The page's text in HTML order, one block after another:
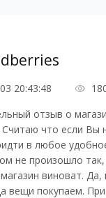
20:43:48
отзыв о
что если Вы
в любое
не произошло
виноват.
вещи покупаем.